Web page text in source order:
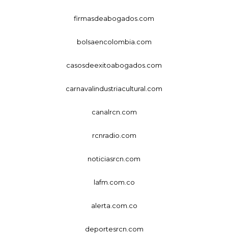
firmasdeabogados.com
bolsaencolombia.com
casosdeexitoabogados.com
carnavalindustriacultural.com
canalrcn.com
rcnradio.com
noticiasrcn.com
lafm.com.co
alerta.com.co
deportesrcn.com